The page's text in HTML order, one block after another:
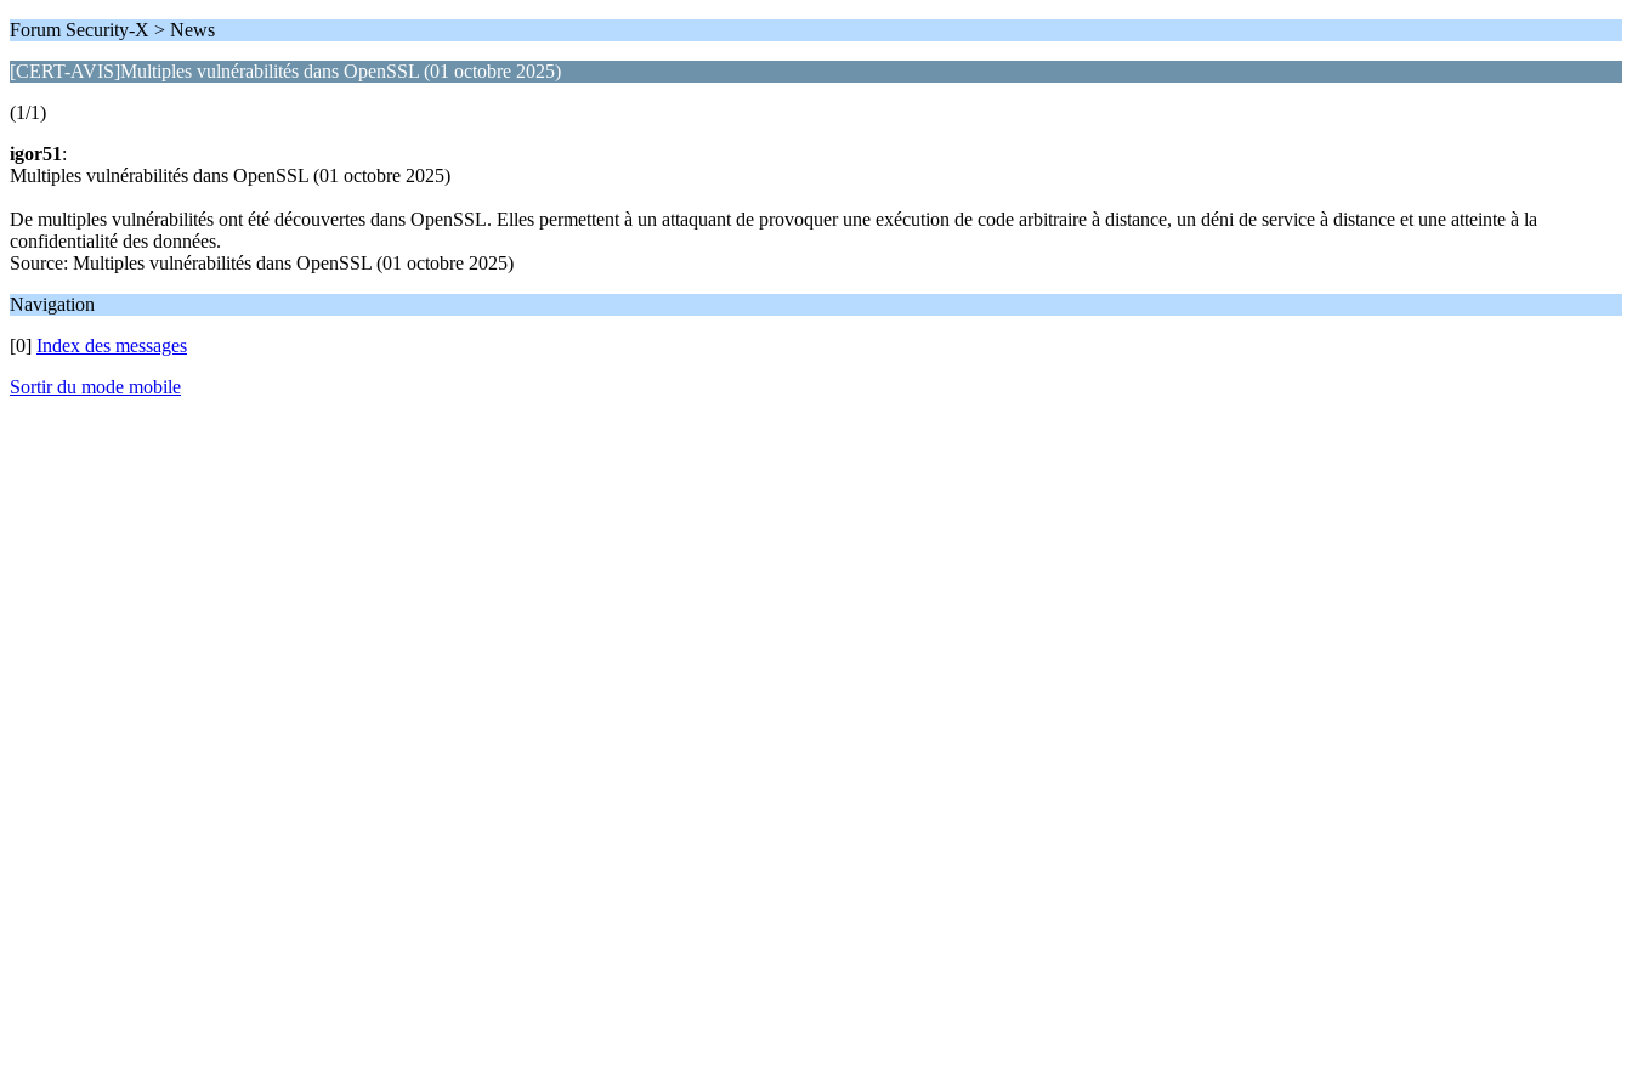
Forum Security-X > News
[CERT-AVIS]Multiples vulnérabilités dans OpenSSL (01 octobre 2025)
(1/1)
igor51:
Multiples vulnérabilités dans OpenSSL (01 octobre 2025)
De multiples vulnérabilités ont été découvertes dans OpenSSL. Elles permettent à un attaquant de provoquer une exécution de code arbitraire à distance, un déni de service à distance et une atteinte à la
confidentialité des données.
Source: Multiples vulnérabilités dans OpenSSL (01 octobre 2025)
Navigation
[0] Index des messages
Sortir du mode mobile